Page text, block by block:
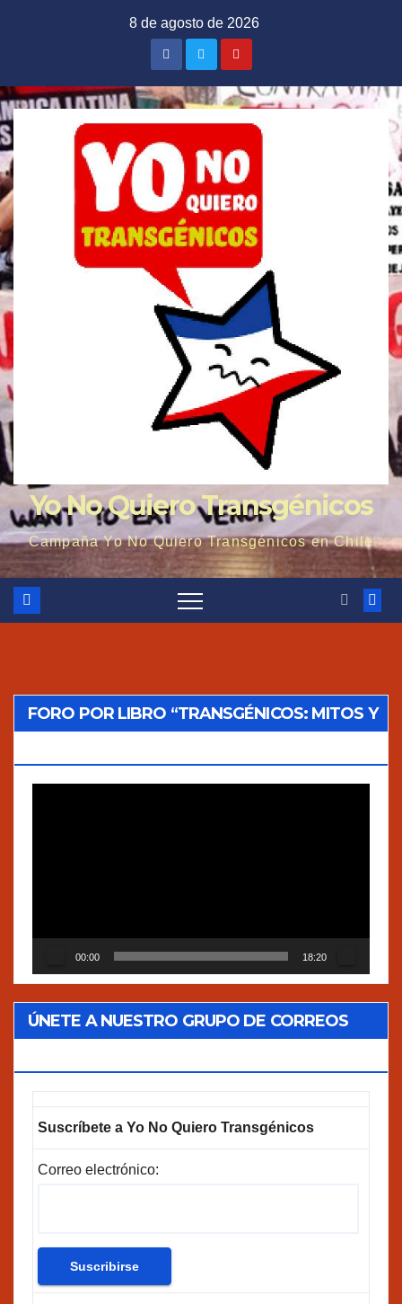
8 de agosto de 2026
Yo No Quiero Transgénicos
Campaña Yo No Quiero Transgénicos en Chile
FORO POR LIBRO “TRANSGÉNICOS: MITOS Y
00:00 18:20
ÚNETE A NUESTRO GRUPO DE CORREOS
Suscríbete a Yo No Quiero Transgénicos
Correo electrónico: